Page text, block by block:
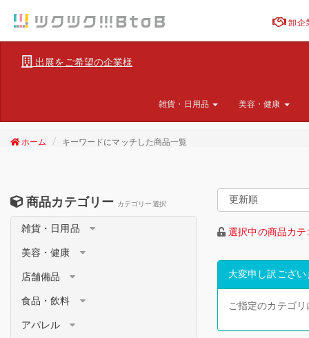
卸企
出展をご希望の企業様
雑貨・日用品 美容・健康
ホーム キーワードにマッチした商品一覧
商品カテゴリー カテゴリー選択
雑貨・日用品
美容・健康
店舗備品
食品・飲料
アパレル
選択中の商品カ
大変申し訳ござい
ご指定のカテゴ